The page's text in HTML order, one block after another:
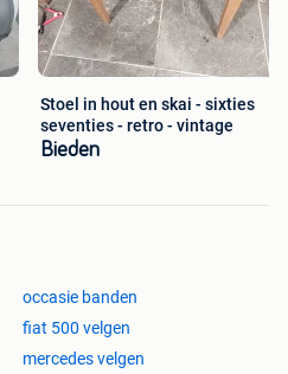
Stoel in hout en skai - sixties
seventies - retro - vintage
Bieden
occasie banden
fiat 500 velgen
mercedes velgen